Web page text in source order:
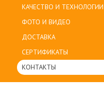
КАЧЕСТВО И ТЕХНОЛОГИИ
ФОТО И ВИДЕО
ДОСТАВКА
СЕРТИФИКАТЫ
КОНТАКТЫ